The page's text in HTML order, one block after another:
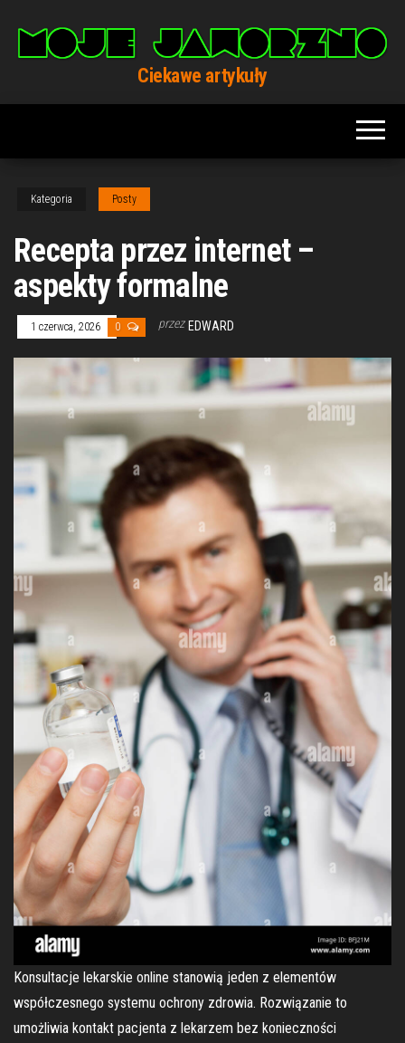
treści
Ciekawe artykuły
Kategoria Posty
Recepta przez internet –
aspekty formalne
1 czerwca, 2026 0 przez EDWARD
Konsultacje lekarskie online stanowią jeden z elementów
współczesnego systemu ochrony zdrowia. Rozwiązanie to
umożliwia kontakt pacjenta z lekarzem bez konieczności